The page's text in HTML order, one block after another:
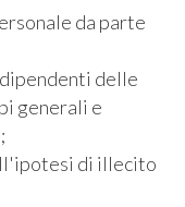
da parte
delle
generali e
di illecito